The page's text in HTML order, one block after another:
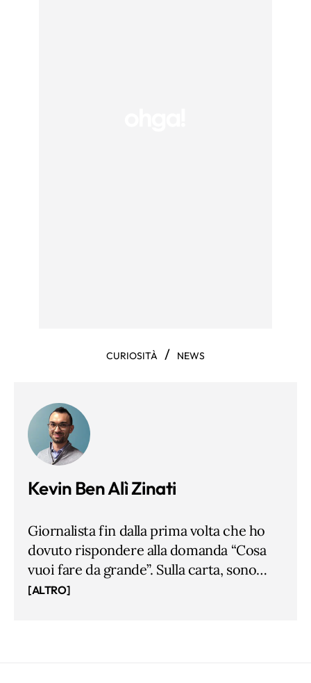
CURIOSITÀ / NEWS
Kevin Ben Alì Zinati
Giornalista fin dalla prima volta che ho
dovuto rispondere alla domanda “Cosa
vuoi fare da grande”. Sulla carta, sono
pubblicista dal 2014, prima ho studiato
[ALTRO]